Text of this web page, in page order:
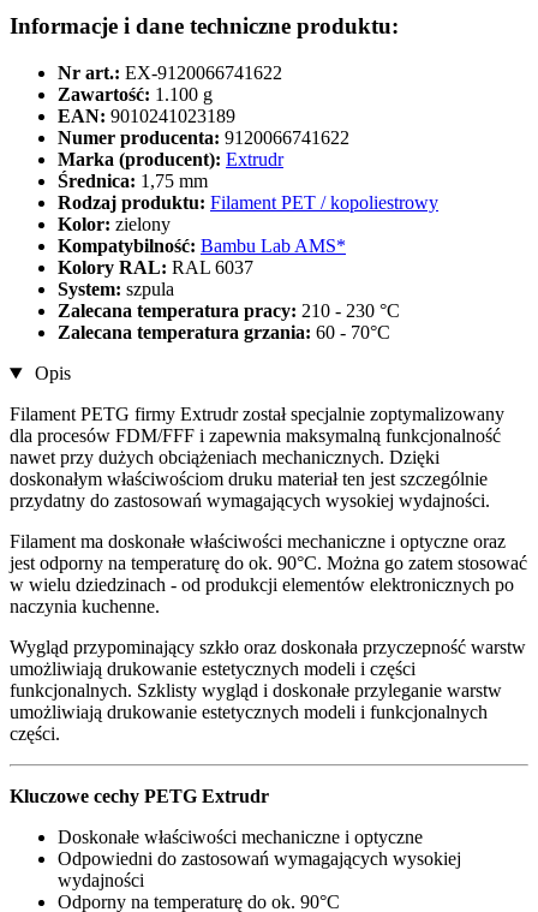
Informacje i dane techniczne produktu:
Nr art.: EX-9120066741622
Zawartość: 1.100 g
EAN: 9010241023189
Numer producenta: 9120066741622
Marka (producent): Extrudr
Średnica: 1,75 mm
Rodzaj produktu: Filament PET / kopoliestrowy
Kolor: zielony
Kompatybilność: Bambu Lab AMS*
Kolory RAL: RAL 6037
System: szpula
Zalecana temperatura pracy: 210 - 230 °C
Zalecana temperatura grzania: 60 - 70°C
Opis
Filament PETG firmy Extrudr został specjalnie zoptymalizowany
dla procesów FDM/FFF i zapewnia maksymalną funkcjonalność
nawet przy dużych obciążeniach mechanicznych. Dzięki
doskonałym właściwościom druku materiał ten jest szczególnie
przydatny do zastosowań wymagających wysokiej wydajności.
Filament ma doskonałe właściwości mechaniczne i optyczne oraz
jest odporny na temperaturę do ok. 90°C. Można go zatem stosować
w wielu dziedzinach - od produkcji elementów elektronicznych po
naczynia kuchenne.
Wygląd przypominający szkło oraz doskonała przyczepność warstw
umożliwiają drukowanie estetycznych modeli i części
funkcjonalnych. Szklisty wygląd i doskonałe przyleganie warstw
umożliwiają drukowanie estetycznych modeli i funkcjonalnych
części.
Kluczowe cechy PETG Extrudr
Doskonałe właściwości mechaniczne i optyczne
Odpowiedni do zastosowań wymagających wysokiej
wydajności
Odporny na temperaturę do ok. 90°C